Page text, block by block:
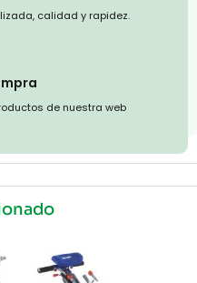
calidad y rapidez.
de nuestra web